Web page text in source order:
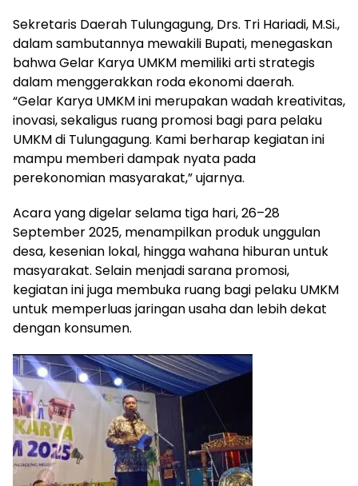
Sekretaris Daerah Tulungagung, Drs. Tri Hariadi, M.Si.,
dalam sambutannya mewakili Bupati, menegaskan
bahwa Gelar Karya UMKM memiliki arti strategis
dalam menggerakkan roda ekonomi daerah.
“Gelar Karya UMKM ini merupakan wadah kreativitas,
inovasi, sekaligus ruang promosi bagi para pelaku
UMKM di Tulungagung. Kami berharap kegiatan ini
mampu memberi dampak nyata pada
perekonomian masyarakat,” ujarnya.
Acara yang digelar selama tiga hari, 26–28
September 2025, menampilkan produk unggulan
desa, kesenian lokal, hingga wahana hiburan untuk
masyarakat. Selain menjadi sarana promosi,
kegiatan ini juga membuka ruang bagi pelaku UMKM
untuk memperluas jaringan usaha dan lebih dekat
dengan konsumen.